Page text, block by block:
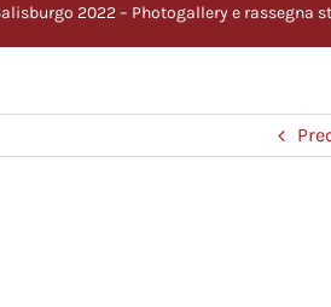
2022 – Photogallery e rassegna